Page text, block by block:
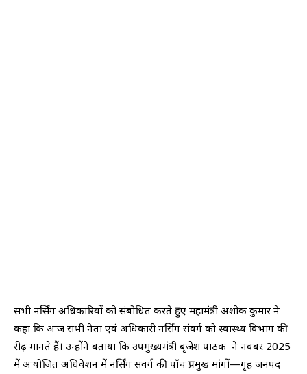
सभी नर्सिंग अधिकारियों को संबोधित करते हुए महामंत्री अशोक कुमार ने
कहा कि आज सभी नेता एवं अधिकारी नर्सिंग संवर्ग को स्वास्थ्य विभाग की
रीढ़ मानते हैं। उन्होंने बताया कि उपमुख्यमंत्री बृजेश पाठक ने नवंबर 2025
में आयोजित अधिवेशन में नर्सिंग संवर्ग की पाँच प्रमुख मांगों—गृह जनपद